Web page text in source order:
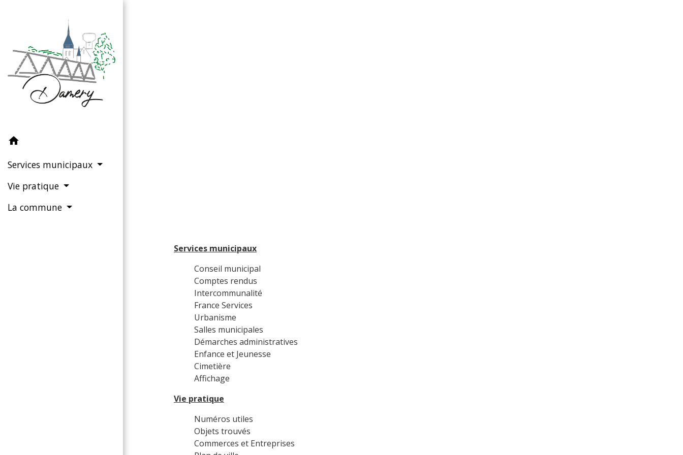
home
Services municipaux
Vie pratique
La commune
Services municipaux
Conseil municipal
Comptes rendus
Intercommunalité
France Services
Urbanisme
Salles municipales
Démarches administratives
Enfance et Jeunesse
Cimetière
Affichage
Vie pratique
Numéros utiles
Objets trouvés
Commerces et Entreprises